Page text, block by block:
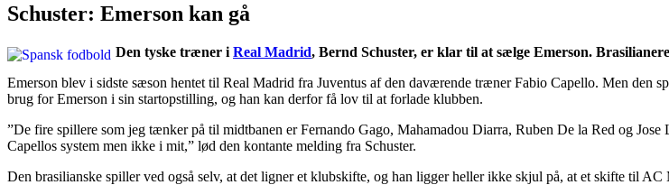
Schuster: Emerson kan gå
Den tyske træner i Real Madrid, Bernd Schuster, er klar til at sælge Emerson.
Emerson blev i sidste sæson hentet til Real Madrid fra Juventus af den daværende træner Fabio Capello. Men den
brug for Emerson i sin startopstilling, og han kan derfor få lov til at forlade klubben.
”De fire spillere som jeg tænker på til midtbanen er Fernando Gago, Mahamadou Diarra, Ruben De la Red og
Capellos system men ikke i mit,” lød den kontante melding fra Schuster.
Den brasilianske spiller ved også selv, at det ligner et klubskifte, og han ligger heller ikke skjul på, at et skifte til